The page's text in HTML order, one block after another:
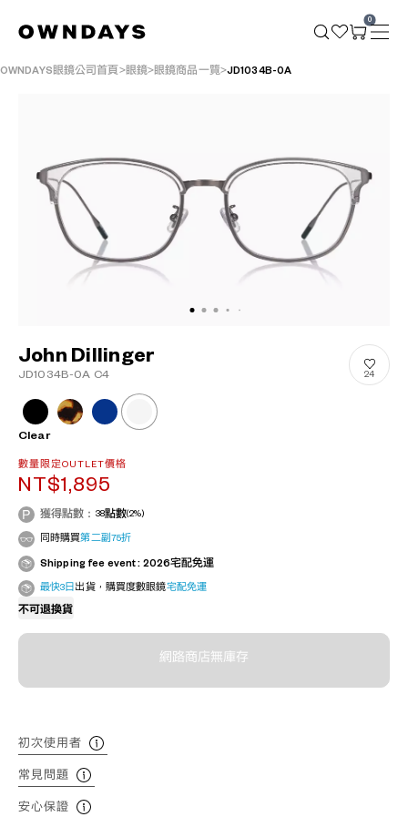
0
OWNDAYS眼鏡公司首頁 眼鏡 眼鏡商品一覽 JD1034B-0A
John Dillinger
JD1034B-0A C4 24
Clear
數量限定OUTLET價格
NT$1,895
獲得點數： 38點數(2%)
同時購買第二副75折
Shipping fee event : 2026宅配免運
最快3日 出貨，購買度數眼鏡宅配免運
不可退換貨
網路商店無庫存
初次使用者
常見問題
安心保證